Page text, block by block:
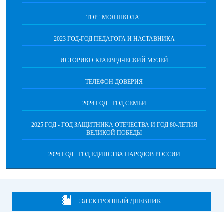
ТОР "МОЯ ШКОЛА"
2023 ГОД-ГОД ПЕДАГОГА И НАСТАВНИКА
ИСТОРИКО-КРАЕВЕДЧЕСКИЙ МУЗЕЙ
ТЕЛЕФОН ДОВЕРИЯ
2024 ГОД - ГОД СЕМЬИ
2025 ГОД - ГОД ЗАЩИТНИКА ОТЕЧЕСТВА И ГОД 80-ЛЕТИЯ
ВЕЛИКОЙ ПОБЕДЫ
2026 ГОД - ГОД ЕДИНСТВА НАРОДОВ РОССИИ
ЭЛЕКТРОННЫЙ ДНЕВНИК